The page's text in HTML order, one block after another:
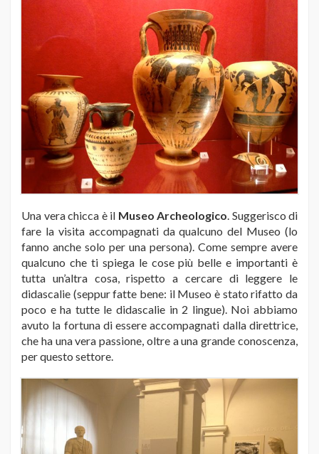
Una vera chicca è il Museo Archeologico. Suggerisco di
fare la visita accompagnati da qualcuno del Museo (lo
fanno anche solo per una persona). Come sempre avere
qualcuno che ti spiega le cose più belle e importanti è
tutta un’altra cosa, rispetto a cercare di leggere le
didascalie (seppur fatte bene: il Museo è stato rifatto da
poco e ha tutte le didascalie in 2 lingue). Noi abbiamo
avuto la fortuna di essere accompagnati dalla direttrice,
che ha una vera passione, oltre a una grande conoscenza,
per questo settore.